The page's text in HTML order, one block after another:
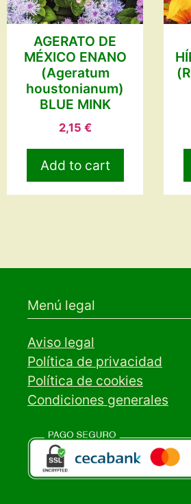
AGERATO DE
MÉXICO ENANO
(Ageratum
houstonianum)
BLUE MINK
2,15 €
Add to cart
Menú legal
Aviso legal
Política de privacidad
Política de cookies
Condiciones generales